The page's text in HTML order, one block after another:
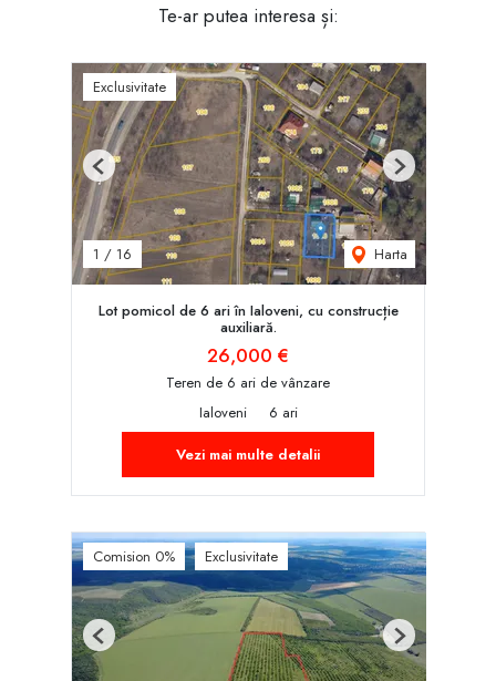
Te-ar putea interesa și:
Exclusivitate
1 / 16 Harta
Previous Next
Lot pomicol de 6 ari în Ialoveni, cu construcție
auxiliară.
26,000 €
Teren de 6 ari de vânzare
Ialoveni
6 ari
Vezi mai multe detalii
Comision 0% Exclusivitate
Previous Next